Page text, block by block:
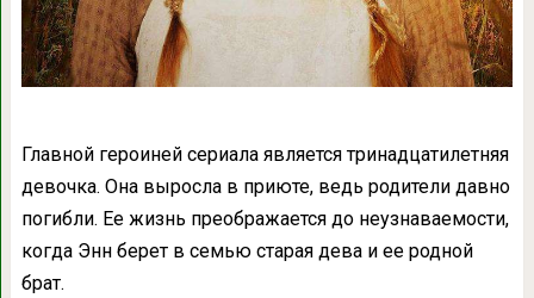
Главной героиней сериала является тринадцатилетняя
девочка. Она выросла в приюте, ведь родители давно
погибли. Ее жизнь преображается до неузнаваемости,
когда Энн берет в семью старая дева и ее родной
брат.